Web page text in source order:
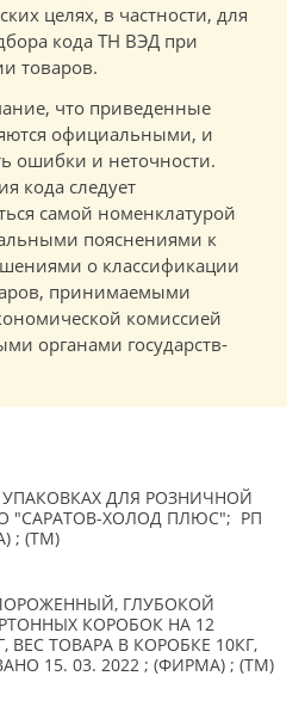
целях, в частности, для
кода ТН ВЭД при
товаров.
что приведенные
официальными, и
ошибки и неточности.
кода следует
самой номенклатурой
пояснениями к
о классификации
принимаемыми
комиссией
органами государств-
ДЛЯ РОЗНИЧНОЙ
"САРАТОВ-ХОЛОД ПЛЮС"; РП
; (TM)
ГЛУБОКОЙ
КОРОБОК НА 12
ТОВАРА В КОРОБКЕ 10КГ,
15. 03. 2022 ; (ФИРМА) ; (TM)